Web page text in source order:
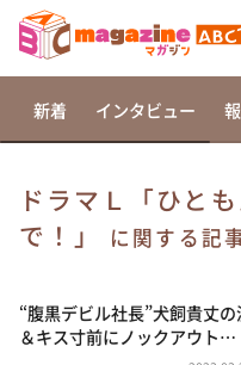
なるみ・岡村の過ぎる
これ余談なんですけ
～人生密着トークバ
新着 インタビュー
ドラマＬ「ひと
で！」
に関する記
“腹黒デビル社長”犬飼貴丈の
＆キス寸前にノックアウト…